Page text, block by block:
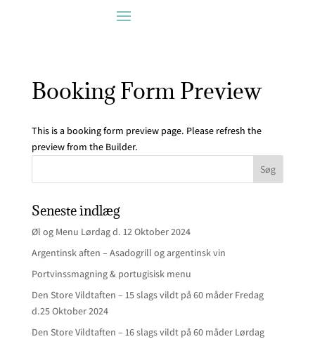
Booking Form Preview
This is a booking form preview page. Please refresh the
preview from the Builder.
Seneste indlæg
Øl og Menu Lørdag d. 12 Oktober 2024
Argentinsk aften – Asadogrill og argentinsk vin
Portvinssmagning & portugisisk menu
Den Store Vildtaften – 15 slags vildt på 60 måder Fredag
d.25 Oktober 2024
Den Store Vildtaften – 16 slags vildt på 60 måder Lørdag